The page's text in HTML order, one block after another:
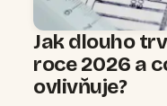
Jak dlouho
roce 2026 a
ovlivňuje?